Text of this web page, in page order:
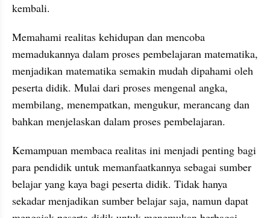
kembali.
Memahami realitas kehidupan dan mencoba
memadukannya dalam proses pembelajaran matematika,
menjadikan matematika semakin mudah dipahami oleh
peserta didik. Mulai dari proses mengenal angka,
membilang, menempatkan, mengukur, merancang dan
bahkan menjelaskan dalam proses pembelajaran.
Kemampuan membaca realitas ini menjadi penting bagi
para pendidik untuk memanfaatkannya sebagai sumber
belajar yang kaya bagi peserta didik. Tidak hanya
sekadar menjadikan sumber belajar saja, namun dapat